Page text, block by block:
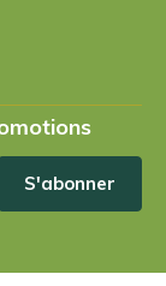
S'abonner